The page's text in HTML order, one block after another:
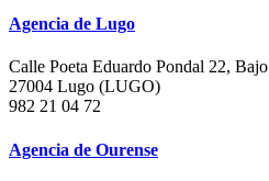
Agencia de Lugo
Calle Poeta Eduardo Pondal 22, Bajo
27004 Lugo (LUGO)
982 21 04 72
Agencia de Ourense